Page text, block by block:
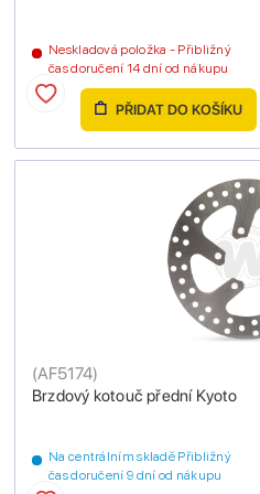
Neskladová položka - Přibližný
čas doručení 14 dní od nákupu
PŘIDAT DO KOŠÍKU
Brzdový kotouč přední Kyoto
(AF5174)
Na centrálním skladě Přibližný
čas doručení 9 dní od nákupu